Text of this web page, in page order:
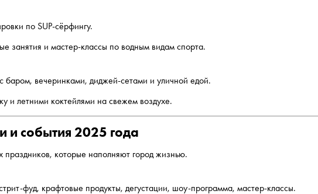
по SUP-сёрфингу.
занятия и мастер-классы по водным видам спорта.
баром, вечеринками, диджей-сетами и уличной едой.
и летними коктейлями на свежем воздухе.
и события 2025 года
которые наполняют город жизнью.
фуд, крафтовые продукты, дегустации, шоу-программа, мастер-классы.